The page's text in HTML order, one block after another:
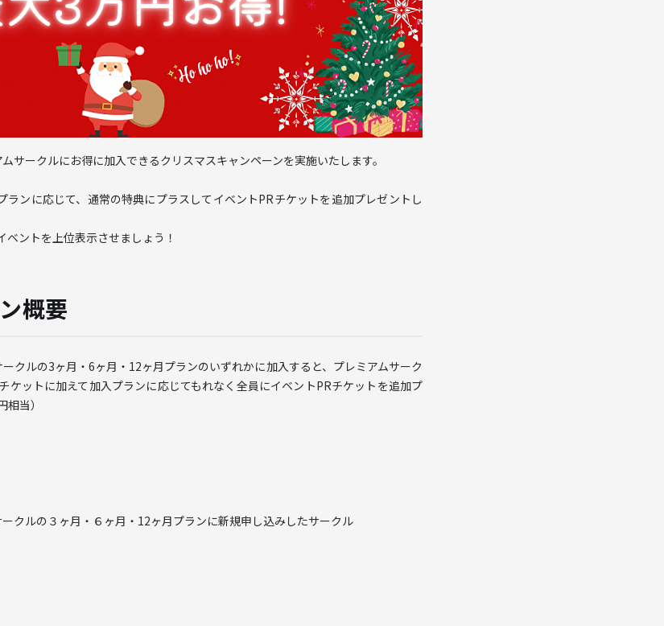
サークルにお得に加入できるクリスマスキャンペーンを実施いたします。
ランに応じて、通常の特典にプラスしてイベントPRチケットを追加プレゼントし
ントを上位表示させましょう！
概要
クルの3ヶ月・6ヶ月・12ヶ月プランのいずれかに加入すると、プレミアムサーク
ケットに加えて加入プランに応じてもれなく全員にイベントPRチケットを追加プ
当）
クルの３ヶ月・６ヶ月・12ヶ月プランに新規申し込みしたサークル